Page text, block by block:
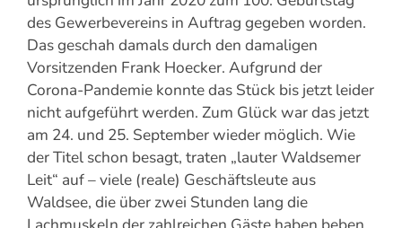
des Gewerbevereins in Auftrag gegeben worden.
Das geschah damals durch den damaligen
Vorsitzenden Frank Hoecker. Aufgrund der
Corona-Pandemie konnte das Stück bis jetzt leider
nicht aufgeführt werden. Zum Glück war das jetzt
am 24. und 25. September wieder möglich. Wie
der Titel schon besagt, traten „lauter Waldsemer
Leit“ auf – viele (reale) Geschäftsleute aus
Waldsee, die über zwei Stunden lang die